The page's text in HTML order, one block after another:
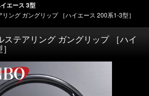
エース 3型
ング ガングリップ ［ハイエース 200系1-3型］
ステアリング ガングリップ ［ハイ